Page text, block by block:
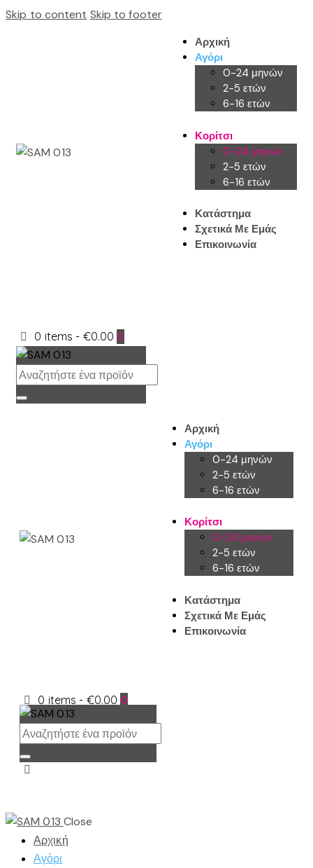
Skip to content Skip to footer
Αρχική
Αγόρι
0-24 μηνών
2-5 ετών
6-16 ετών
Κορίτσι
0-24 μηνών
2-5 ετών
6-16 ετών
Κατάστημα
Σχετικά Με Εμάς
Επικοινωνία
0 items - €0.00 0
Αρχική
Αγόρι
0-24 μηνών
2-5 ετών
6-16 ετών
Κορίτσι
0-24 μηνών
2-5 ετών
6-16 ετών
Κατάστημα
Σχετικά Με Εμάς
Επικοινωνία
0 items - €0.00 0
Close
Αρχική
Αγόρι